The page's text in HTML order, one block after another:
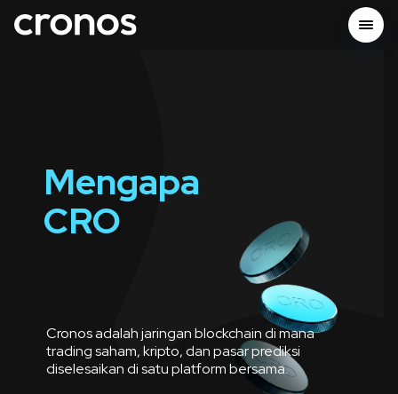
Mengapa
CRO
Cronos adalah jaringan blockchain di mana
trading saham, kripto, dan pasar prediksi
diselesaikan di satu platform bersama.